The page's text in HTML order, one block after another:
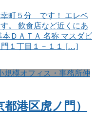
町５分 です！ エレベ
。 飲食店など近くにあ
ＤＡＴＡ 名称 マスダビ
１丁目１－１１ […]
規模オフィス・事務所仲